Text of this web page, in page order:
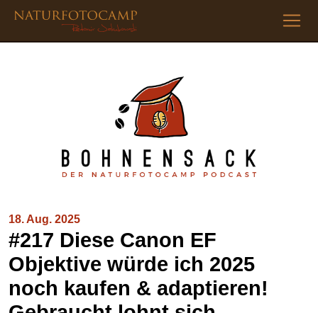
18. Aug. 2025
#217 Diese Canon EF
Objektive würde ich 2025
noch kaufen & adaptieren!